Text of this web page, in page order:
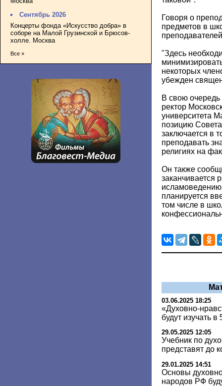
Сентябрь 2026
Концерты фонда «Искусство добра» в
соборе на Малой Грузинской и Брюсов-
холле. Москва
Все »
Говоря о
предметов в
"Здесь
некоторых
убежден
В свою очередь
ректор
университета
позицию
заключается в
преподавать
религиях на
Он также
заканчивается
планируется
том числе в
03.06.2025 18:25
«Духовно-
будут изучать в
29.05.2025 12:05
Учебник по
представят до
29.01.2025 14:51
Основы
народов РФ